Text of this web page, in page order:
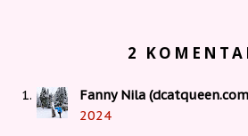
2
Fanny Nila
2024